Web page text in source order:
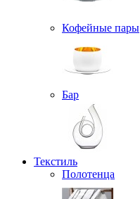
Кофейные пары
Бар
Текстиль
Полотенца